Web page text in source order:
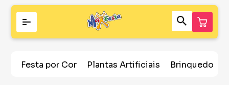
Festa por Cor Plantas Artificiais Brinquedos